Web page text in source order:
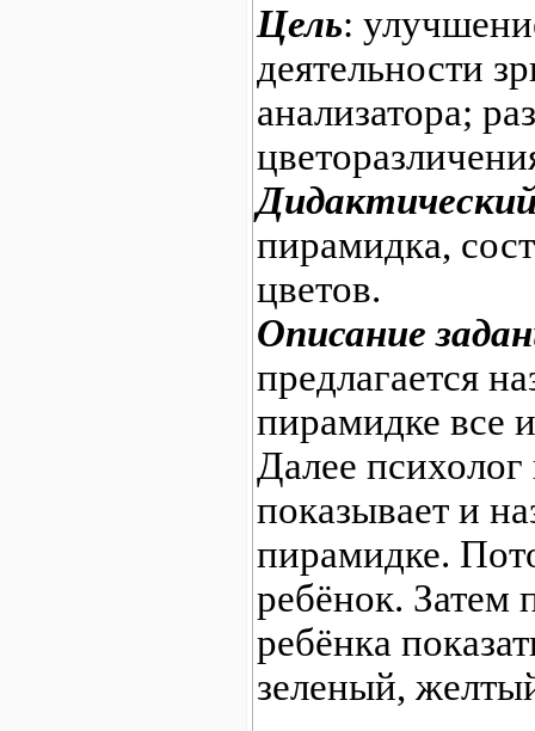
Цель:
деятельности
анализатора;
пирамидка,
цветов.
Описание
предлагается
пирамидке все
Далее
показывает и
пирамидке.
ребёнок. Затем
ребёнка
зеленый,